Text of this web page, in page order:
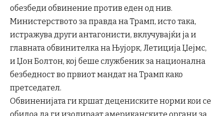
обезбеди обвинение против еден од нив.
Министерството за правда на Трамп, исто така,
истражува други антагонисти, вклучувајќи ја и
главната обвинителка на Њујорк, Летиција Џејмс,
и Џон Болтон, кој беше службеник за национална
безбедност во првиот мандат на Трамп како
претседател.
Обвиненијата ги кршат децениските норми кои се